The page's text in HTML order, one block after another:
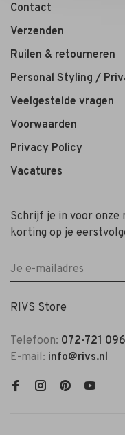
Contact
Verzenden
Ruilen & retourneren
Personal Styling /
Veelgestelde vragen
Voorwaarden
Privacy Policy
Vacatures
Schrijf je in voor onze
korting op je
RIVS Store
Telefoon: 072-721
E-mail: info@rivs.nl